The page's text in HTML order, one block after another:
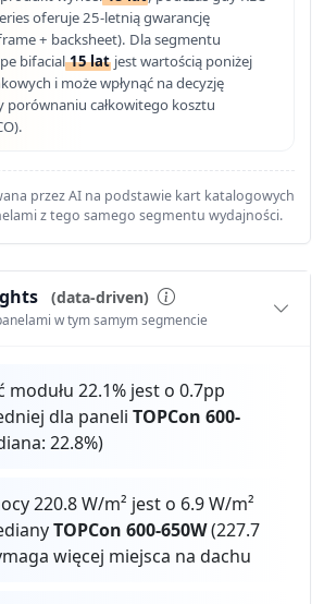
oferuje 25-letnią gwarancję
+ backsheet). Dla segmentu
bifacial15 lat jest wartością poniżej
i może wpłynąć na decyzję
porównaniu całkowitego kosztu
przez AI na podstawie kart katalogowych
z tego samego segmentu wydajności.
(data-driven)
w tym samym segmencie
modułu 22.1% jest o 0.7pp
dla paneliTOPCon 600-
22.8%)
220.8 W/m² jest o 6.9 W/m²
TOPCon 600-650W(227.7
więcej miejsca na dachu